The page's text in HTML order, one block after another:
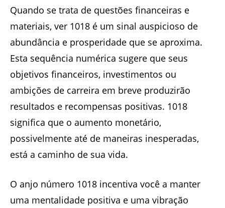
Quando se trata de questões financeiras e
materiais, ver 1018 é um sinal auspicioso de
abundância e prosperidade que se aproxima.
Esta sequência numérica sugere que seus
objetivos financeiros, investimentos ou
ambições de carreira em breve produzirão
resultados e recompensas positivas. 1018
significa que o aumento monetário,
possivelmente até de maneiras inesperadas,
está a caminho de sua vida.
O anjo número 1018 incentiva você a manter
uma mentalidade positiva e uma vibração